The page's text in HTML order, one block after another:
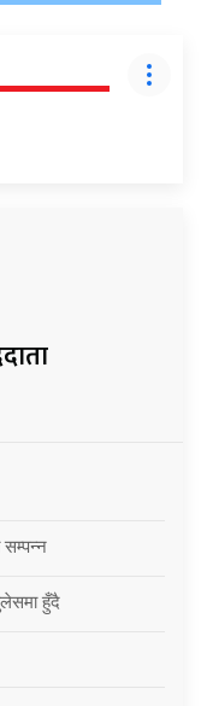
सम्पन्न
हुँदै